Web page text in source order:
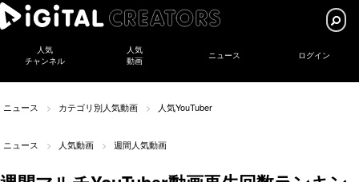
人気
チャンネル
人気
動画
ニュース ログイン
ニュース カテゴリ別人気動画 人気YouTuber
ニュース 人気動画 週間人気動画